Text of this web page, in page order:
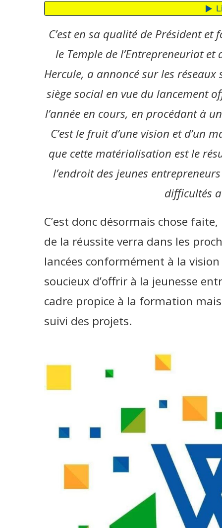
C’est en sa qualité de Président
le Temple de l’Entrepreneuriat et
Hercule, a annoncé sur les
siège social en vue du lancement
l’année en cours, en procédant à
C’est le fruit d’une vision et d’un
que cette matérialisation est le
l’endroit des jeunes
difficultés
C’est donc désormais chose
de la réussite verra dans les
lancées conformément à la vision
soucieux d’offrir à la jeunesse
cadre propice à la formation
suivi des projets.